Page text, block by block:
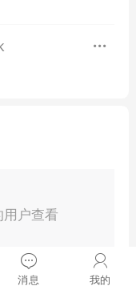
消息 我的
户查看